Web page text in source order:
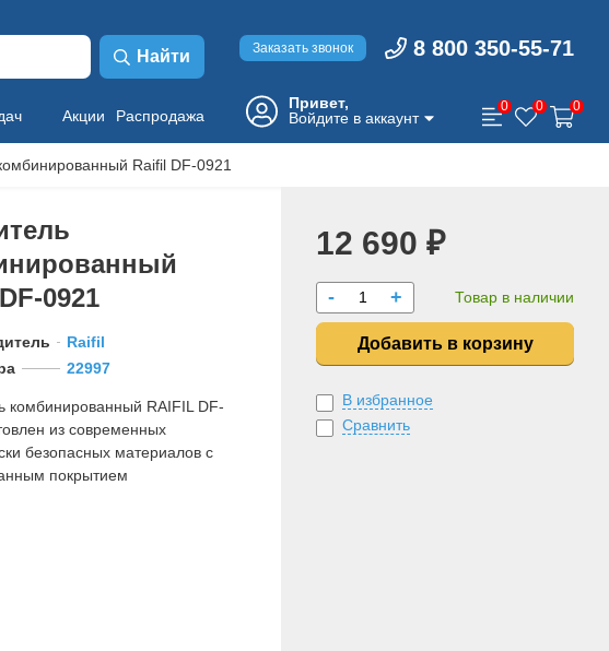
Найти
Акции Распродажа
Заказать звонок 8 800 350-55-71
Привет,
Войдите в аккаунт
0 0 0
Raifil DF-0921
0921
Raifil
22997
комбинированный RAIFIL DF-
из современных
безопасных материалов с
покрытием
12 690 ₽
- + Товар в наличии
Добавить в корзину
В избранное
Сравнить